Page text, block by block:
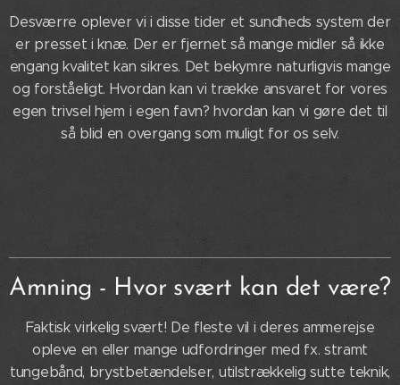
Desværre oplever vi i disse tider et sundheds system der
er presset i knæ. Der er fjernet så mange midler så ikke
engang kvalitet kan sikres. Det bekymre naturligvis mange
og forståeligt. Hvordan kan vi trække ansvaret for vores
egen trivsel hjem i egen favn? hvordan kan vi gøre det til
så blid en overgang som muligt for os selv.
Amning - Hvor svært kan det være?
Faktisk virkelig svært! De fleste vil i deres ammerejse
opleve en eller mange udfordringer med fx. stramt
tungebånd, brystbetændelser, utilstrækkelig sutte teknik,